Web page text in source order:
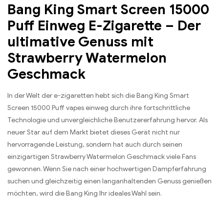
Bang King Smart Screen 15000
Puff Einweg E-Zigarette – Der
ultimative Genuss mit
Strawberry Watermelon
Geschmack
In der Welt der e-zigaretten hebt sich die Bang King Smart
Screen 15000 Puff vapes einweg durch ihre fortschrittliche
Technologie und unvergleichliche Benutzererfahrung hervor. Als
neuer Star auf dem Markt bietet dieses Gerät nicht nur
hervorragende Leistung, sondern hat auch durch seinen
einzigartigen Strawberry Watermelon Geschmack viele Fans
gewonnen. Wenn Sie nach einer hochwertigen Dampferfahrung
suchen und gleichzeitig einen langanhaltenden Genuss genießen
möchten, wird die Bang King Ihr ideales Wahl sein.